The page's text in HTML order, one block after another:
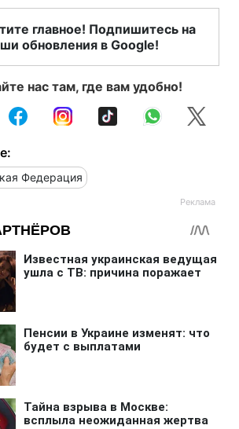
главное! Подпишитесь на
обновления в Google!
нас там, где вам удобно!
Федерация